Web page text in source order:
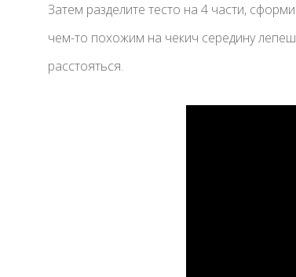
Затем разделите тесто на 4 части,
чем-то похожим на чекич середину
расстояться.